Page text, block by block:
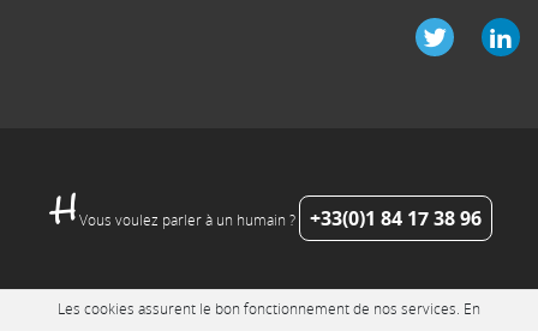
Vous voulez parler à un humain ? +33(0)1 84 17 38 96
Les cookies assurent le bon fonctionnement de nos services. En